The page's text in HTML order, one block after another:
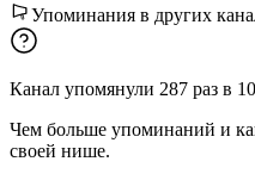
Упоминания в других
Канал упомянули 287 раз в
Чем больше упоминаний и
своей нише.